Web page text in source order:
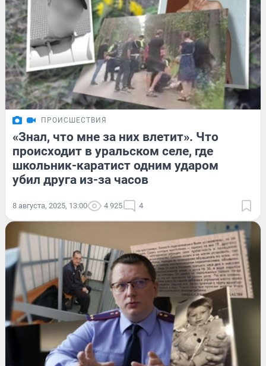
ПРОИСШЕСТВИЯ
«Знал, что мне за них влетит». Что
происходит в уральском селе, где
школьник-каратист одним ударом
убил друга из-за часов
8 августа, 2025, 13:00 4 925 4